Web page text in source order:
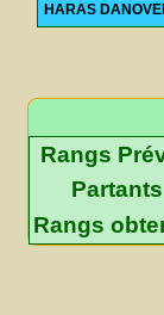
HARAS
Rangs
Partants
Rangs